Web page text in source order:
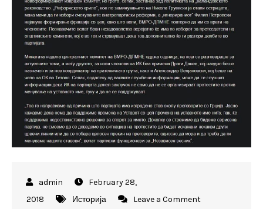
February 28,
2018
Историја Leave a Comment